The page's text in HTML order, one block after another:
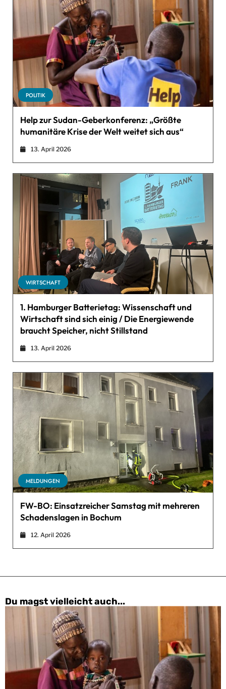
POLITIK
Help zur Sudan-Geberkonferenz: „Größte
humanitäre Krise der Welt weitet sich aus“
13. April 2026
WIRTSCHAFT
1. Hamburger Batterietag: Wissenschaft und
Wirtschaft sind sich einig / Die Energiewende
braucht Speicher, nicht Stillstand
13. April 2026
MELDUNGEN
FW-BO: Einsatzreicher Samstag mit mehreren
Schadenslagen in Bochum
12. April 2026
Du magst vielleicht auch...